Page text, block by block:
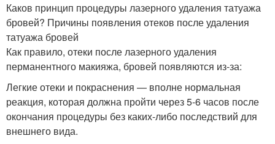
Каков принцип процедуры лазерного удаления татуажа
бровей? Причины появления отеков после удаления
татуажа бровей
Как правило, отеки после лазерного удаления
перманентного макияжа, бровей появляются из-за:
Легкие отеки и покраснения — вполне нормальная
реакция, которая должна пройти через 5-6 часов после
окончания процедуры без каких-либо последствий для
внешнего вида.